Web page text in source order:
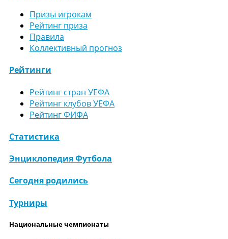
Призы игрокам
Рейтинг приза
Правила
Коллективный прогноз
Рейтинги
Рейтинг стран УЕФА
Рейтинг клубов УЕФА
Рейтинг ФИФА
Статистика
Энциклопедия Футбола
Сегодня родились
Турниры
Национальные чемпионаты